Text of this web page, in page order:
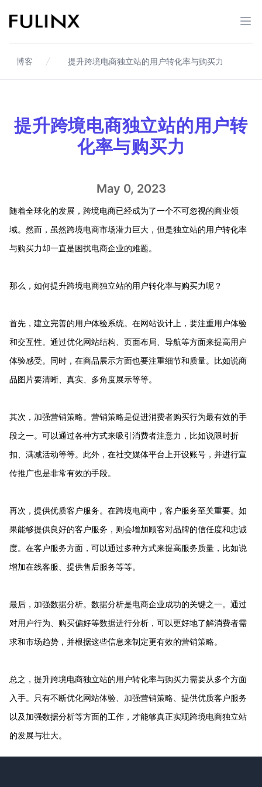
Fulinx-跨境电商独立站自建站平台
打
博客 提升跨境电商独立站的用户转化率与购买力
提升跨境电商独立站的用户转
化率与购买力
May 0, 2023
随着全球化的发展，跨境电商已经成为了一个不可忽视的商业领
域。然而，虽然跨境电商市场潜力巨大，但是独立站的用户转化率
与购买力却一直是困扰电商企业的难题。
那么，如何提升跨境电商独立站的用户转化率与购买力呢？
首先，建立完善的用户体验系统。在网站设计上，要注重用户体验
和交互性。通过优化网站结构、页面布局、导航等方面来提高用户
体验感受。同时，在商品展示方面也要注重细节和质量。比如说商
品图片要清晰、真实、多角度展示等等。
其次，加强营销策略。营销策略是促进消费者购买行为最有效的手
段之一。可以通过各种方式来吸引消费者注意力，比如说限时折
扣、满减活动等等。此外，在社交媒体平台上开设账号，并进行宣
传推广也是非常有效的手段。
再次，提供优质客户服务。在跨境电商中，客户服务至关重要。如
果能够提供良好的客户服务，则会增加顾客对品牌的信任度和忠诚
度。在客户服务方面，可以通过多种方式来提高服务质量，比如说
增加在线客服、提供售后服务等等。
最后，加强数据分析。数据分析是电商企业成功的关键之一。通过
对用户行为、购买偏好等数据进行分析，可以更好地了解消费者需
求和市场趋势，并根据这些信息来制定更有效的营销策略。
总之，提升跨境电商独立站的用户转化率与购买力需要从多个方面
入手。只有不断优化网站体验、加强营销策略、提供优质客户服务
以及加强数据分析等方面的工作，才能够真正实现跨境电商独立站
的发展与壮大。